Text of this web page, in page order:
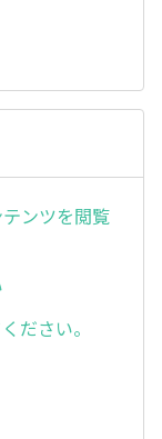
ンツを閲覧
ださい。